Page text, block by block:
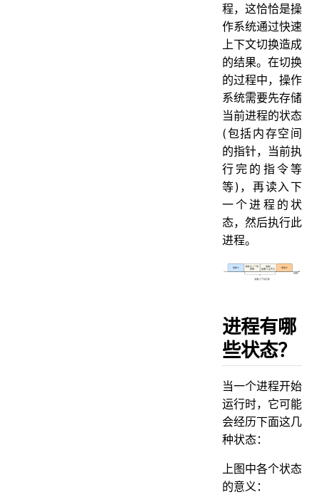
程，这恰恰是操
作系统通过快速
上下文切换造成
的结果。在切换
的过程中，操作
系统需要先存储
当前进程的状态
(包括内存空间
的指针，当前执
行完的指令等
等)，再读入下
一个进程的状
态，然后执行此
进程。
进程有哪
些状态？
当一个进程开始
运行时，它可能
会经历下面这几
种状态：
上图中各个状态
的意义：